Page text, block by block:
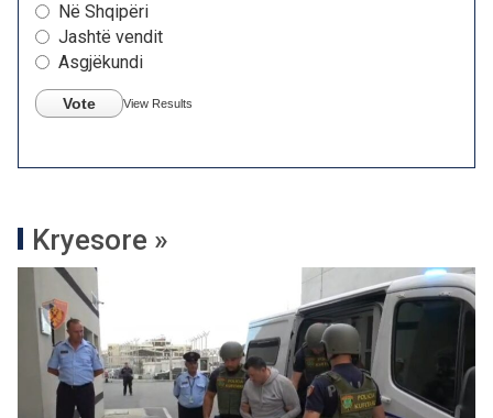
Në Shqipëri
Jashtë vendit
Asgjëkundi
Vote View Results
Kryesore »